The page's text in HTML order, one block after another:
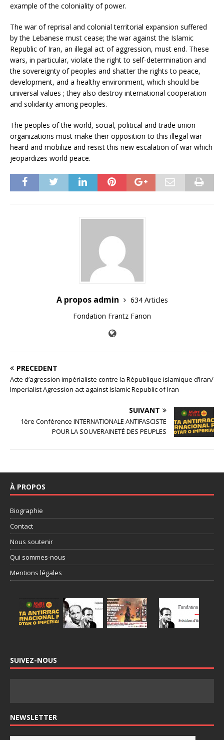
example of the coloniality of power.
The war of reprisal and colonial territorial expansion suffered
by the Lebanese must cease; the war against the Islamic
Republic of Iran, an illegal act of aggression, must end. These
wars, in particular, violate the right to self-determination and
the sovereignty of peoples and shatter the rights to peace,
development, and a healthy environment, which should be
universal values ; they also destroy international cooperation
and solidarity among peoples.
The peoples of the world, social, political and trade union
organizations must make their opposition to this illegal war
heard and mobilize and resist this new escalation of war which
jeopardizes world peace.
A propos admin
634 Articles
Fondation Frantz Fanon
PRÉCÉDENT
Acte d’agression impérialiste contre la République islamique d’Iran/
Imperialist Agression act against Islamic Republic of Iran
SUIVANT
1ère Conférence INTERNATIONALE ANTIFASCISTE
POUR LA SOUVERAINETÉ DES PEUPLES
À PROPOS
Biographie
Contact
Nous soutenir
Qui sommes-nous
Mentions légales
SUIVEZ-NOUS
NEWSLETTER